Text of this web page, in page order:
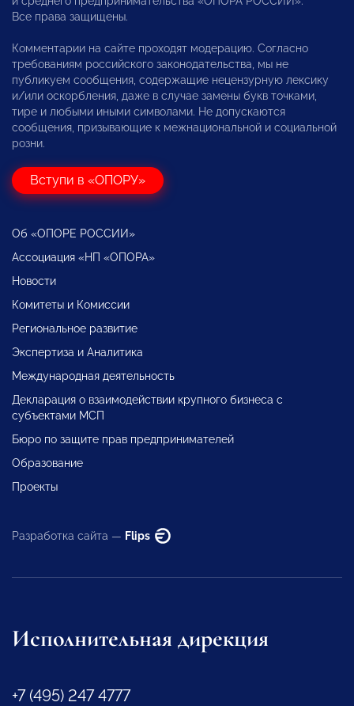
Все права защищены.
Комментарии на сайте проходят модерацию. Согласно
требованиям российского законодательства, мы не
публикуем сообщения, содержащие нецензурную лексику
и/или оскорбления, даже в случае замены букв точками,
тире и любыми иными символами. Не допускаются
сообщения, призывающие к межнациональной и социальной
розни.
Вступи в «ОПОРУ»
Об «ОПОРЕ РОССИИ»
Ассоциация «НП «ОПОРА»
Новости
Комитеты и Комиссии
Региональное развитие
Экспертиза и Аналитика
Международная деятельность
Декларация о взаимодействии крупного бизнеса с
субъектами МСП
Бюро по защите прав предпринимателей
Образование
Проекты
Разработка сайта — Flips
Исполнительная дирекция
+7 (495) 247 4777